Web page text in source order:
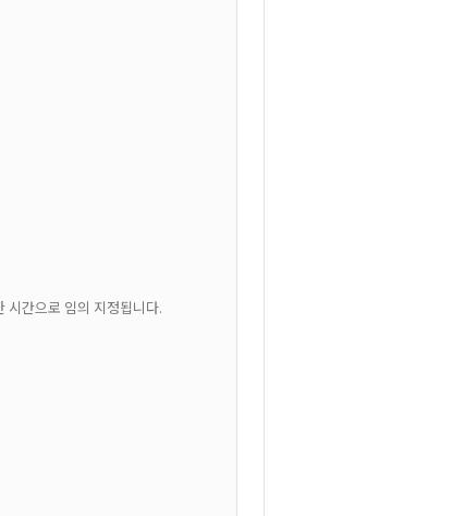
시간으로 임의 지정됩니다.